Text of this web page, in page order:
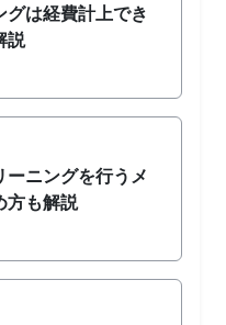
は経費計上でき
説
ニングを行うメ
方も解説